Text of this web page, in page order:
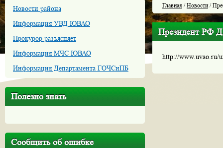
Новости района
Информация УВД ЮВАО
Прокурор разъясняет
Информация МЧС ЮВАО
Информация Департамента ГОЧСиПБ
Полезно знать
Сообщить об ошибке
Главная /Новости/
Президент РФ
http://www.uvao.ru/